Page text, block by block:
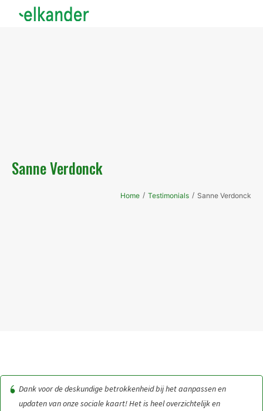
Sanne Verdonck
Home / Testimonials / Sanne Verdonck
Dank voor de deskundige betrokkenheid bij het aanpassen en
updaten van onze sociale kaart! Het is heel overzichtelijk en